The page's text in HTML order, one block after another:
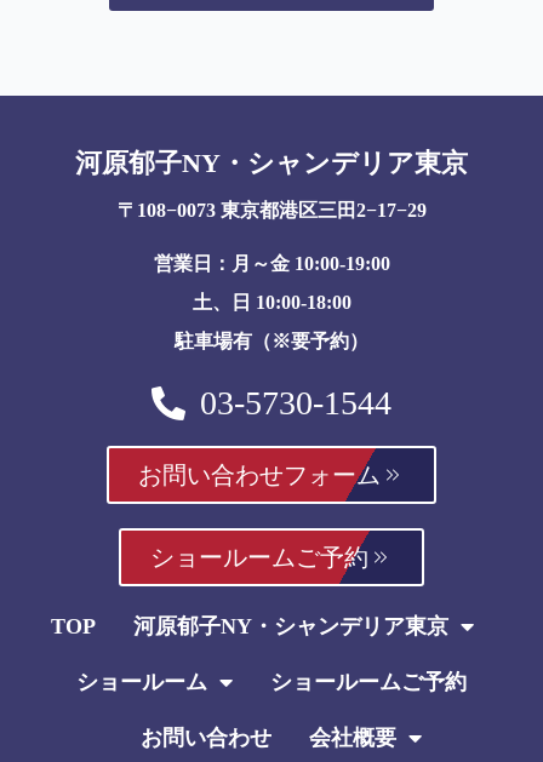
河原郁子NY・シャンデリア東京
〒108−0073 東京都港区三田2−17−29
営業日：月～金 10:00-19:00
土、日 10:00-18:00
駐車場有（※要予約）
03-5730-1544
お問い合わせフォーム
ショールームご予約
TOP 河原郁子NY・シャンデリア東京
ショールーム ショールームご予約
お問い合わせ 会社概要